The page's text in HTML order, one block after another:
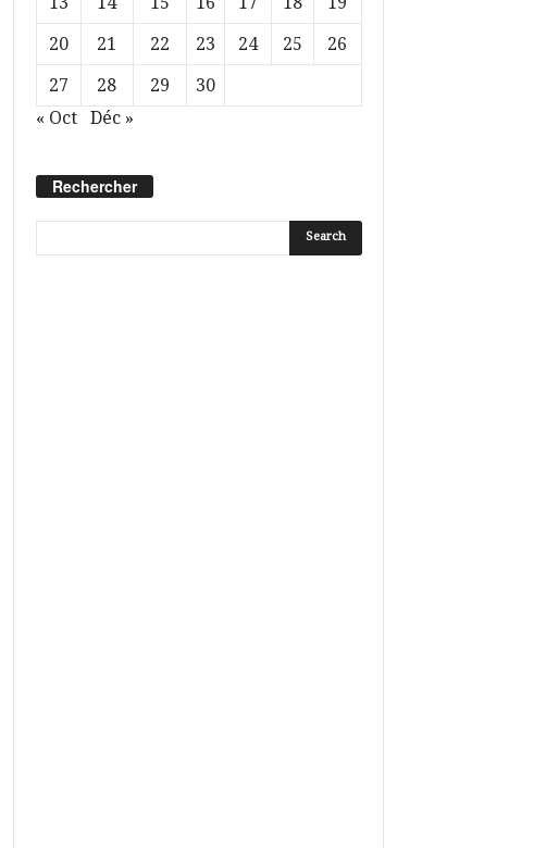
20
21 22 23 24 25
26
27
28 29
30
« Oct
Déc »
Rechercher